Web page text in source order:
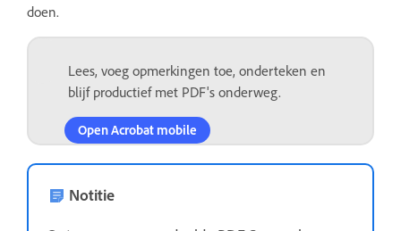
doen.
Lees, voeg opmerkingen toe, onderteken en
blijf productief met PDF's onderweg.
Open Acrobat mobile
Notitie